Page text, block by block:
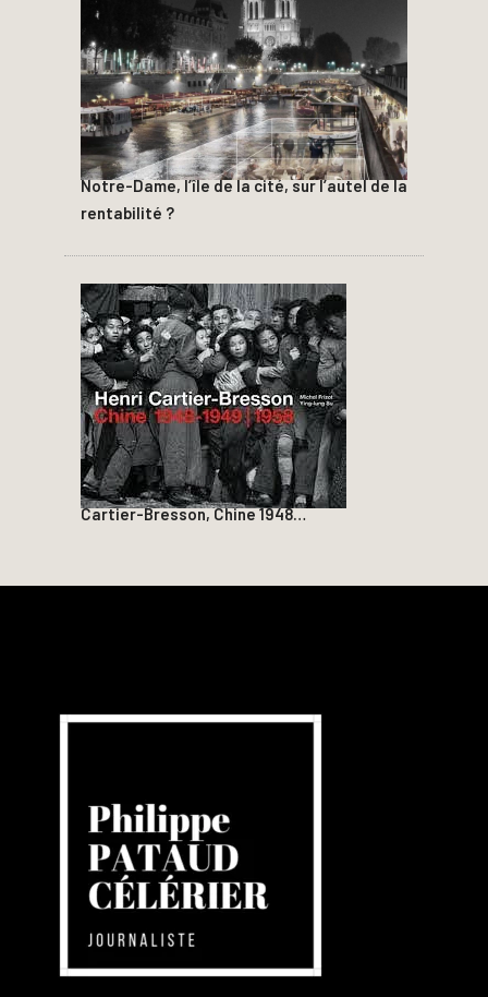
Notre-Dame, l’île de la cité, sur l’autel de la
rentabilité ?
Cartier-Bresson, Chine 1948…